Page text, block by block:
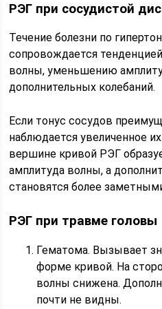
РЭГ при сосудистой
Течение болезни по
сопровождается
волны, уменьшению
дополнительных колебаний.
Если тонус сосудов
наблюдается увеличенное
вершине кривой РЭГ
амплитуда волны, а
становятся более
РЭГ при травме головы
Гематома. Вызывает
форме кривой. На
волны снижена.
почти не видны.